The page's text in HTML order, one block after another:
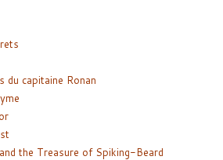
du capitaine Ronan
the Treasure of Spiking-Beard